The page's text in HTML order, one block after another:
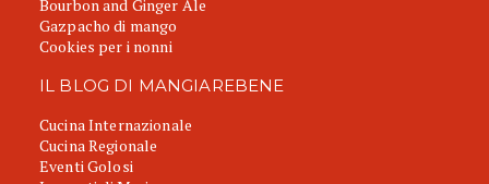
Bourbon and Ginger Ale
Gazpacho di mango
Cookies per i nonni
IL BLOG DI MANGIAREBENE
Cucina Internazionale
Cucina Regionale
Eventi Golosi